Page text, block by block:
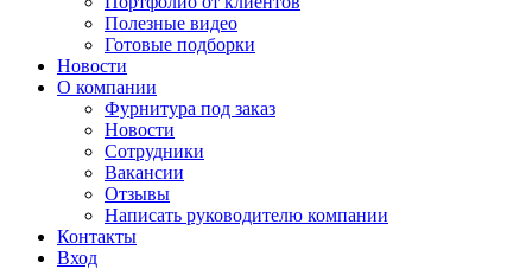
Полезные видео
Готовые подборки
Новости
О компании
Фурнитура под заказ
Новости
Сотрудники
Вакансии
Отзывы
Написать руководителю компании
Контакты
Вход